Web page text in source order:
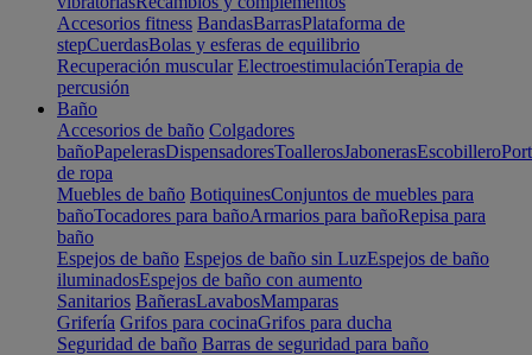
Accesorios fitness BandasBarrasPlataforma de
stepCuerdasBolas y esferas de equilibrio
Recuperación muscular ElectroestimulaciónTerapia de
percusión
Baño
Accesorios de baño Colgadores
bañoPapelerasDispensadoresToallerosJabonerasEscobillero
de ropa
Muebles de baño BotiquinesConjuntos de muebles para
bañoTocadores para bañoArmarios para bañoRepisa para
baño
Espejos de baño Espejos de baño sin LuzEspejos de baño
iluminadosEspejos de baño con aumento
Sanitarios BañerasLavabosMamparas
Grifería Grifos para cocinaGrifos para ducha
Seguridad de baño Barras de seguridad para baño